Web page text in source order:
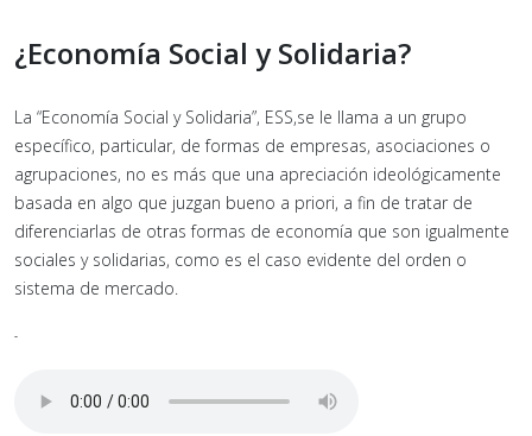
¿Economía Social y Solidaria?
La “Economía Social y Solidaria”, ESS,se le llama a un grupo
específico, particular, de formas de empresas, asociaciones o
agrupaciones, no es más que una apreciación ideológicamente
basada en algo que juzgan bueno a priori, a fin de tratar de
diferenciarlas de otras formas de economía que son igualmente
sociales y solidarias, como es el caso evidente del orden o
sistema de mercado.
-